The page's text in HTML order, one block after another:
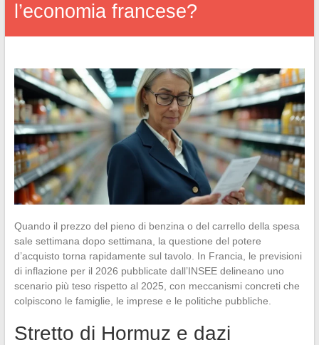
l’economia francese?
Quando il prezzo del pieno di benzina o del carrello della spesa
sale settimana dopo settimana, la questione del potere
d’acquisto torna rapidamente sul tavolo. In Francia, le previsioni
di inflazione per il 2026 pubblicate dall’INSEE delineano uno
scenario più teso rispetto al 2025, con meccanismi concreti che
colpiscono le famiglie, le imprese e le politiche pubbliche.
Stretto di Hormuz e dazi